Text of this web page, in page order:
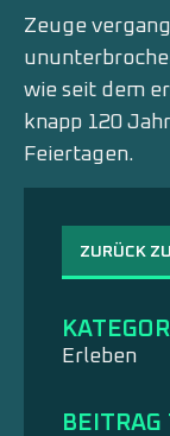
ZURÜCK
Erleben
BEITRAG
Zeuge
wie seit dem
knapp 120
Feiertagen.